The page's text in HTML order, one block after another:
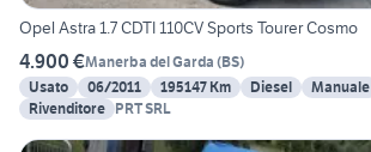
Opel Astra 1.7 CDTI 110CV Sports Tourer Cosmo
4.900 €Manerba del Garda (BS)
Usato
06/2011 195147 Km Diesel Manuale
Rivenditore PRT SRL